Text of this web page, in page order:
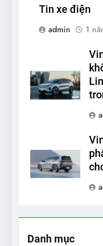
Tin xe điện
admin
1
Danh mục